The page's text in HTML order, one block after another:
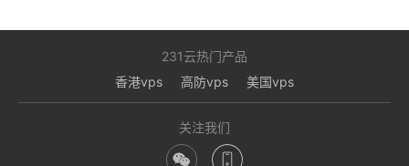
231云热门产品
香港vps
高防vps 美国vps
关注我们